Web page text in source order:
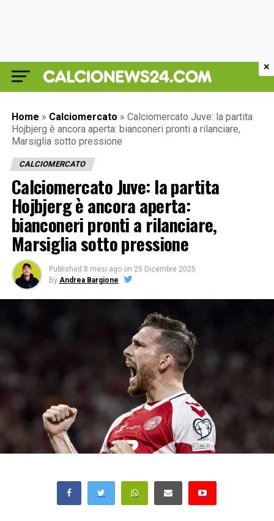
Home » Calciomercato » Calciomercato Juve: la partita
Hojbjerg è ancora aperta: bianconeri pronti a rilanciare,
Marsiglia sotto pressione
CALCIOMERCATO
Calciomercato Juve: la partita
Hojbjerg è ancora aperta:
bianconeri pronti a rilanciare,
Marsiglia sotto pressione
Published 8 mesi ago on 25 Dicembre 2025
By Andrea Bargione
×